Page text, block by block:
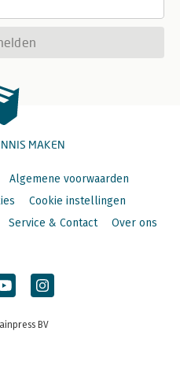
MAKEN
Algemene voorwaarden
Cookie instellingen
Service & Contact Over ons
BV